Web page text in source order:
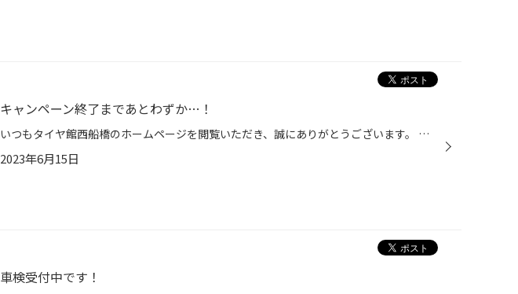
キャンペーン終了まであとわずか…！
いつもタイヤ館西船橋のホームページを閲覧いただき、誠にありがとうございます。 長らく開催中のキャンペーンも約2週間で終了です！ 6月に入ってからもすでに3台施工済み！ お陰様で7月作業になってしまったお車もあります。 5/13（土）～6/30（金） 期間中にご予約、施工をした方は得をする♪♪ 是...
2023年6月15日
車検受付中です！